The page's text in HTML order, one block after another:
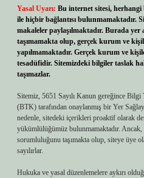
Yasal Uyarı: Bu internet sitesi,
ile hiçbir bağlantısı bulunmamaktadır.
makaleler paylaşılmaktadır. Burada
taşımamakta olup, gerçek kurum ve
yapılmamaktadır. Gerçek kurum ve
tesadüfidir. Sitemizdeki bilgiler taslak
taşımazlar.
Sitemiz, 5651 Sayılı Kanun gereğince
(BTK) tarafından onaylanmış bir Yer
nedenle, sitedeki içerikleri proaktif olarak
yükümlülüğümüz bulunmamaktadır.
sorumluluğunu taşımakta olup, siteye üye
sayılırlar.
Hukuka ve yasal düzenlemelere aykırı